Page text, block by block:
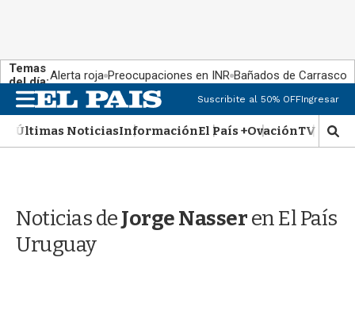
Temas
del día:Alerta roja Preocupaciones en INR Bañados de Carrasco
M
e
n
u
Suscribite al 50% OFFIngresar
Últimas NoticiasInformaciónEl País +OvaciónTV Show
M
o
a
Noticias deJorge Nasseren El País
Uruguay